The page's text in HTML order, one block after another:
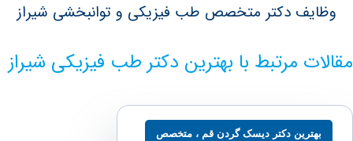
دکتر متخصص طب فیزیکی و توانبخشی شیراز
مرتبط با بهترین دکتر طب فیزیکی شیراز
دکتر دیسک گردن قم ، متخصص